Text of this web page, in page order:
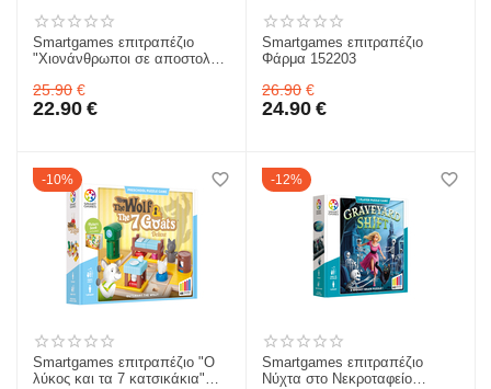
Smartgames επιτραπέζιο
"Χιονάνθρωποι σε αποστολή"
25.90 €
22.90 €
Smartgames επιτραπέζιο
Φάρμα 152203
26.90 €
24.90 €
10%
Smartgames επιτραπέζιο "Ο
λύκος και τα 7 κατσικάκια"
12%
Smartgames επιτραπέζιο
Νύχτα στο Νεκροταφείο